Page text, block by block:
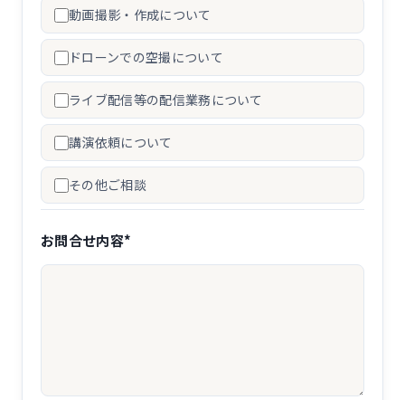
動画撮影・作成について
ドローンでの空撮について
ライブ配信等の配信業務について
講演依頼について
その他ご相談
お問合せ内容*